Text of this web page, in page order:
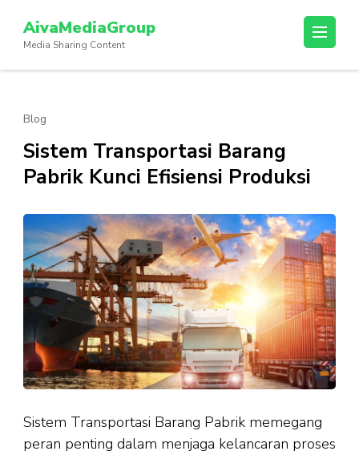
konten
(Tekan
AivaMediaGroup
Media Sharing Content
Blog
Sistem Transportasi Barang
Pabrik Kunci Efisiensi Produksi
Sistem Transportasi Barang Pabrik memegang
peran penting dalam menjaga kelancaran proses